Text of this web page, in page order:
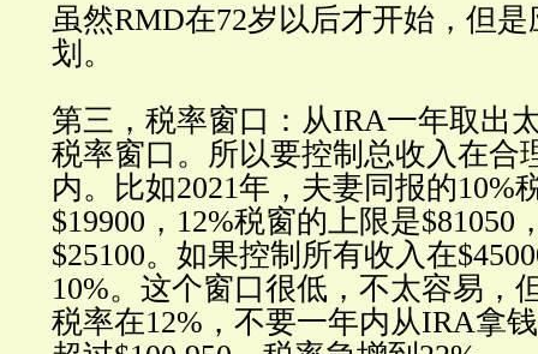
虽然RMD在72岁以后才开始，但
划。
第三，税率窗口：从IRA一年取出
税率窗口。所以要控制总收入在合
内。比如2021年，夫妻同报的10%
$19900，12%税窗的上限是$81050
$25100。如果控制所有收入在
10%。这个窗口很低，不太容易，
税率在12%，不要一年内从IRA拿